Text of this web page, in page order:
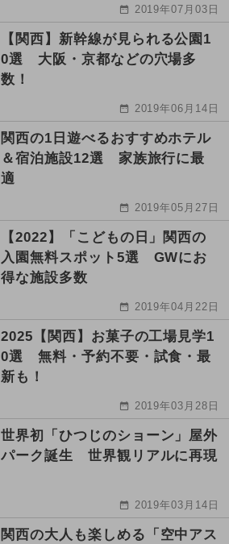
2019年07月03日
【関西】新幹線が見られる公園1
0選 大阪・京都などの穴場多
数！
2019年06月14日
関西の1日遊べるおすすめホテル
＆宿泊施設12選 家族旅行に最
適
2019年05月27日
【2022】「こどもの日」関西の
入園無料スポット5選 GWにお
得な施設多数
2019年04月22日
2025【関西】お菓子の工場見学1
0選 無料・予約不要・試食・最
新も！
2019年03月28日
世界初「ひつじのショーン」屋外
パーク誕生 世界観リアルに再現
2019年03月14日
関西の大人も楽しめる「空中アス